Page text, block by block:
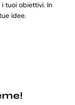
tuoi obiettivi. In
idee.